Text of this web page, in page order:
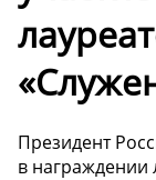
Президент
в награждении